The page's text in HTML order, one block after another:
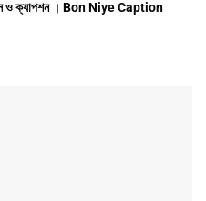
ও ক্যাপশন । Bon Niye Caption